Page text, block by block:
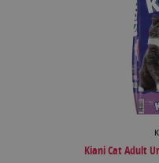
Kiani Cat Adult